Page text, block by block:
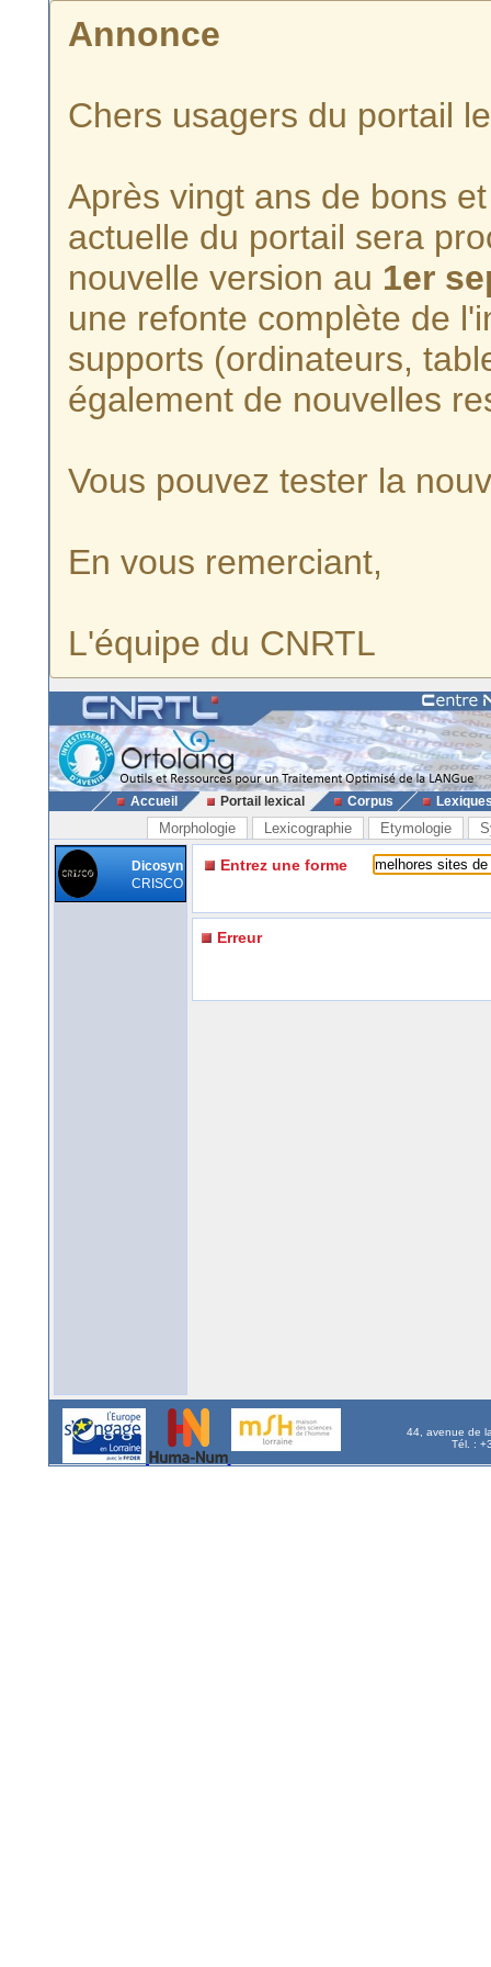
Annonce
Chers usagers du portail
Après vingt ans de bons
actuelle du portail sera
nouvelle version au 1er
une refonte complète de
supports (ordinateurs,
également de nouvelles
Vous pouvez tester la
En vous remerciant,
L'équipe du CNRTL
Accueil Portail lexical Corpus
Morphologie Lexicographie Etymologie
Dicosyn
CRISCO
Entrez une forme
Erreur
44, avenue de
Tél. :